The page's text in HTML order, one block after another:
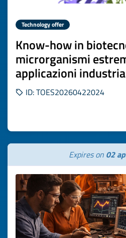
Technology offer
Know-how in
microrganismi
applicazioni
ID: TOES20260422024
Expires on 02